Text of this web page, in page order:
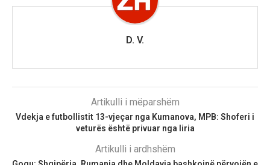
D. V.
Artikulli i mëparshëm
Vdekja e futbollistit 13-vjeçar nga Kumanova, MPB: Shoferi i
veturës është privuar nga liria
Artikulli i ardhshëm